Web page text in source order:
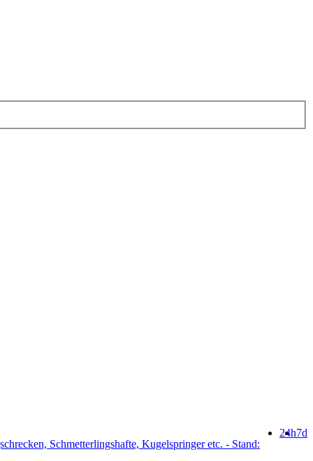
7d
24h
Schmetterlingshafte, Kugelspringer etc. - Stand: